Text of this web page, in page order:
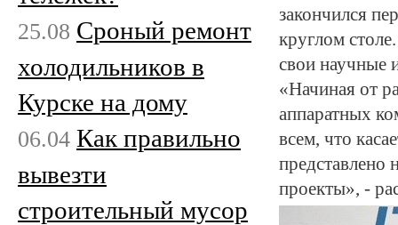
закончился
круглом
свои научные
«Начиная от
аппаратных
всем, что
представлено
проекты», -
25.08 Сроный ремонт
холодильников в
Курске на дому
06.04 Как правильно
вывезти
строительный мусор